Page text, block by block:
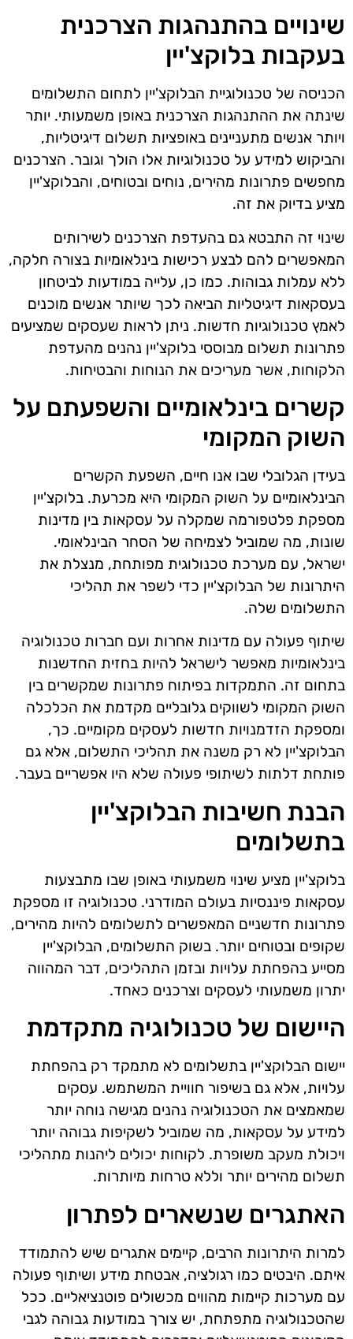
שינויים בהתנהגות הצרכנית
בעקבות בלוקצ'יין
הכניסה של טכנולוגיית הבלוקצ'יין לתחום התשלומים
שינתה את ההתנהגות הצרכנית באופן משמעותי. יותר
ויותר אנשים מתעניינים באופציות תשלום דיגיטליות,
והביקוש למידע על טכנולוגיות אלו הולך וגובר. הצרכנים
מחפשים פתרונות מהירים, נוחים ובטוחים, והבלוקצ'יין
מציע בדיוק את זה.
שינוי זה התבטא גם בהעדפת הצרכנים לשירותים
המאפשרים להם לבצע רכישות בינלאומיות בצורה חלקה,
ללא עמלות גבוהות. כמו כן, עלייה במודעות לביטחון
בעסקאות דיגיטליות הביאה לכך שיותר אנשים מוכנים
לאמץ טכנולוגיות חדשות. ניתן לראות שעסקים שמציעים
פתרונות תשלום מבוססי בלוקצ'יין נהנים מהעדפת
הלקוחות, אשר מעריכים את הנוחות והבטיחות.
קשרים בינלאומיים והשפעתם על
השוק המקומי
בעידן הגלובלי שבו אנו חיים, השפעת הקשרים
הבינלאומיים על השוק המקומי היא מכרעת. בלוקצ'יין
מספקת פלטפורמה שמקלה על עסקאות בין מדינות
שונות, מה שמוביל לצמיחה של הסחר הבינלאומי.
ישראל, עם מערכת טכנולוגית מפותחת, מנצלת את
היתרונות של הבלוקצ'יין כדי לשפר את תהליכי
התשלומים שלה.
שיתוף פעולה עם מדינות אחרות ועם חברות טכנולוגיה
בינלאומיות מאפשר לישראל להיות בחזית החדשנות
בתחום זה. התמקדות בפיתוח פתרונות שמקשרים בין
השוק המקומי לשווקים גלובליים מקדמת את הכלכלה
ומספקת הזדמנויות חדשות לעסקים מקומיים. כך,
הבלוקצ'יין לא רק משנה את תהליכי התשלום, אלא גם
פותחת דלתות לשיתופי פעולה שלא היו אפשריים בעבר.
הבנת חשיבות הבלוקצ'יין
בתשלומים
בלוקצ'יין מציע שינוי משמעותי באופן שבו מתבצעות
עסקאות פיננסיות בעולם המודרני. טכנולוגיה זו מספקת
פתרונות חדשניים המאפשרים לתשלומים להיות מהירים,
שקופים ובטוחים יותר. בשוק התשלומים, הבלוקצ'יין
מסייע בהפחתת עלויות ובזמן התהליכים, דבר המהווה
יתרון משמעותי לעסקים וצרכנים כאחד.
היישום של טכנולוגיה מתקדמת
יישום הבלוקצ'יין בתשלומים לא מתמקד רק בהפחתת
עלויות, אלא גם בשיפור חוויית המשתמש. עסקים
שמאמצים את הטכנולוגיה נהנים מגישה נוחה יותר
למידע על עסקאות, מה שמוביל לשקיפות גבוהה יותר
ויכולת מעקב משופרת. לקוחות יכולים ליהנות מתהליכי
תשלום מהירים יותר וללא טרחות מיותרות.
האתגרים שנשארים לפתרון
למרות היתרונות הרבים, קיימים אתגרים שיש להתמודד
איתם. היבטים כמו רגולציה, אבטחת מידע ושיתוף פעולה
עם מערכות קיימות מהווים מכשולים פוטנציאליים. ככל
שהטכנולוגיה מתפתחת, יש צורך במודעות גבוהה לגבי